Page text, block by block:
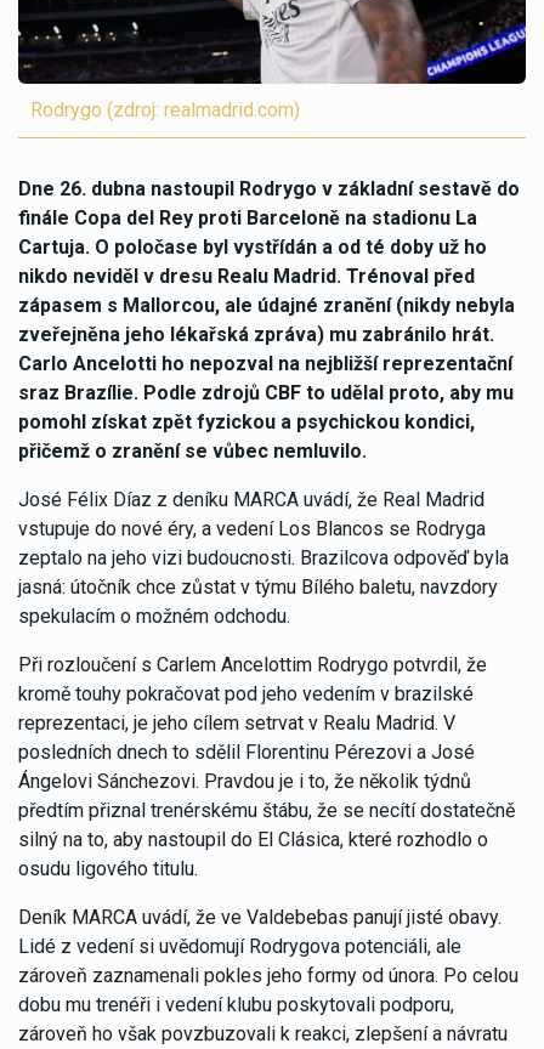
Rodrygo (zdroj: realmadrid.com)
Dne 26. dubna nastoupil Rodrygo v základní sestavě do
finále Copa del Rey proti Barceloně na stadionu La
Cartuja. O poločase byl vystřídán a od té doby už ho
nikdo neviděl v dresu Realu Madrid. Trénoval před
zápasem s Mallorcou, ale údajné zranění (nikdy nebyla
zveřejněna jeho lékařská zpráva) mu zabránilo hrát.
Carlo Ancelotti ho nepozval na nejbližší reprezentační
sraz Brazílie. Podle zdrojů CBF to udělal proto, aby mu
pomohl získat zpět fyzickou a psychickou kondici,
přičemž o zranění se vůbec nemluvilo.
José Félix Díaz z deníku MARCA uvádí, že Real Madrid
vstupuje do nové éry, a vedení Los Blancos se Rodryga
zeptalo na jeho vizi budoucnosti. Brazilcova odpověď byla
jasná: útočník chce zůstat v týmu Bílého baletu, navzdory
spekulacím o možném odchodu.
Při rozloučení s Carlem Ancelottim Rodrygo potvrdil, že
kromě touhy pokračovat pod jeho vedením v brazilské
reprezentaci, je jeho cílem setrvat v Realu Madrid. V
posledních dnech to sdělil Florentinu Pérezovi a José
Ángelovi Sánchezovi. Pravdou je i to, že několik týdnů
předtím přiznal trenérskému štábu, že se necítí dostatečně
silný na to, aby nastoupil do El Clásica, které rozhodlo o
osudu ligového titulu.
Deník MARCA uvádí, že ve Valdebebas panují jisté obavy.
Lidé z vedení si uvědomují Rodrygova potenciáli, ale
zároveň zaznamenali pokles jeho formy od února. Po celou
dobu mu trenéři i vedení klubu poskytovali podporu,
zároveň ho však povzbuzovali k reakci, zlepšení a návratu